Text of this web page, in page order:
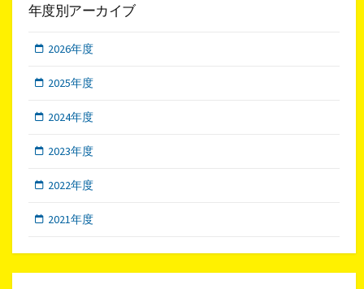
年度別アーカイブ
2026年度
2025年度
2024年度
2023年度
2022年度
2021年度